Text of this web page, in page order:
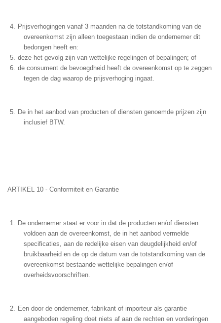
Prijsverhogingen vanaf 3 maanden na de totstandkoming van de
overeenkomst zijn alleen toegestaan indien de ondernemer dit
bedongen heeft en:
deze het gevolg zijn van wettelijke regelingen of bepalingen; of
de consument de bevoegdheid heeft de overeenkomst op te zeggen
tegen de dag waarop de prijsverhoging ingaat.
De in het aanbod van producten of diensten genoemde prijzen zijn
inclusief BTW.
ARTIKEL 10 - Conformiteit en Garantie
De ondernemer staat er voor in dat de producten en/of diensten
voldoen aan de overeenkomst, de in het aanbod vermelde
specificaties, aan de redelijke eisen van deugdelijkheid en/of
bruikbaarheid en de op de datum van de totstandkoming van de
overeenkomst bestaande wettelijke bepalingen en/of
overheidsvoorschriften.
Een door de ondernemer, fabrikant of importeur als garantie
aangeboden regeling doet niets af aan de rechten en vorderingen